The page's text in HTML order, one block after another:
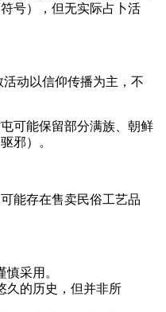
号），但无实际占卜活
动以信仰传播为主，不
可能保留部分满族、朝鲜
邪）。
能存在售卖民俗工艺品
采用。
久的历史，但并非所